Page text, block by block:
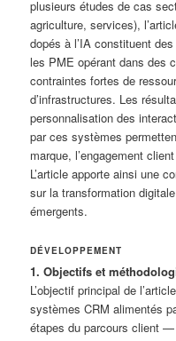
plusieurs études de cas
agriculture, services),
dopés à l’IA constituent
les PME opérant dans des
contraintes fortes de
d’infrastructures. Les
personnalisation des
par ces systèmes
marque, l’engagement
L’article apporte ainsi une
sur la transformation
émergents.
DÉVELOPPEMENT
1. Objectifs et
L’objectif principal de
systèmes CRM alimentés
étapes du parcours client —